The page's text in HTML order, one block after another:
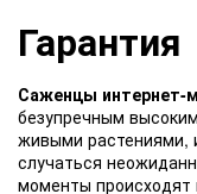
Гарантия
Саженцы интернет-
безупречным
живыми растениями,
случаться
моменты происходят